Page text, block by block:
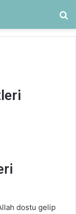
dostu gelip